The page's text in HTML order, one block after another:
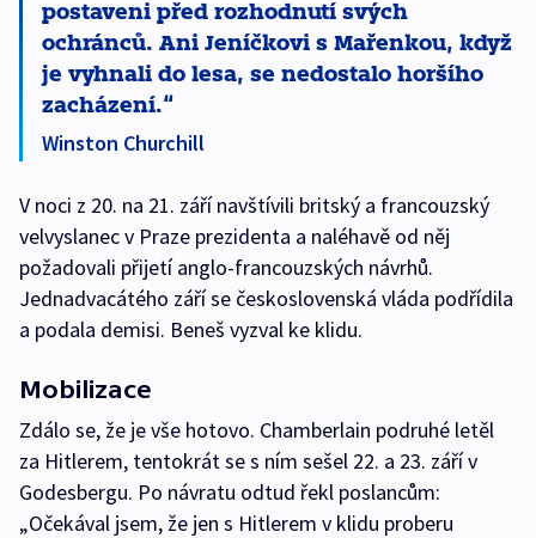
postaveni před rozhodnutí svých
ochránců. Ani Jeníčkovi s Mařenkou, když
je vyhnali do lesa, se nedostalo horšího
zacházení.
Winston Churchill
V noci z 20. na 21. září navštívili britský a francouzský
velvyslanec v Praze prezidenta a naléhavě od něj
požadovali přijetí anglo-francouzských návrhů.
Jednadvacátého září se československá vláda podřídila
a podala demisi. Beneš vyzval ke klidu.
Mobilizace
Zdálo se, že je vše hotovo. Chamberlain podruhé letěl
za Hitlerem, tentokrát se s ním sešel 22. a 23. září v
Godesbergu. Po návratu odtud řekl poslancům:
„Očekával jsem, že jen s Hitlerem v klidu proberu